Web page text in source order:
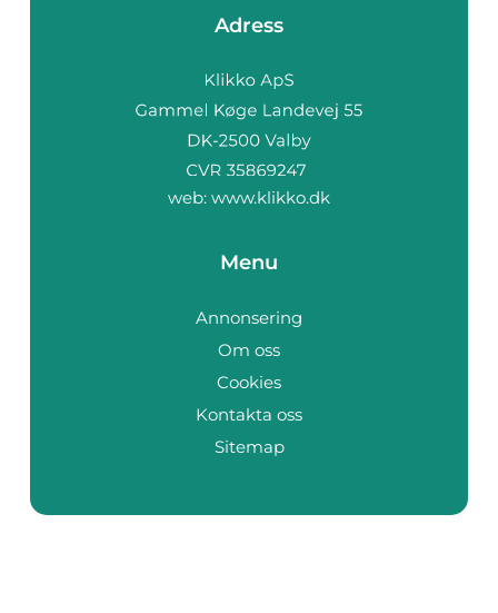
Adress
web: www.klikko.dk
Menu
Annonsering
Om oss
Cookies
Kontakta oss
Sitemap